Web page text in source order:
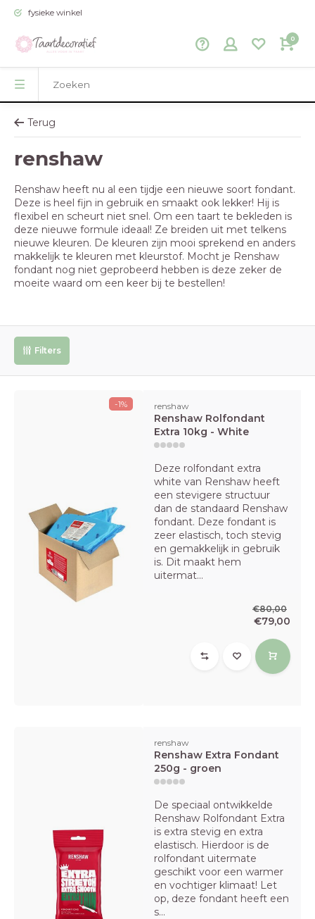
fysieke winkel
0
Terug
renshaw
Renshaw heeft nu al een tijdje een nieuwe soort fondant.
Deze is heel fijn in gebruik en smaakt ook lekker! Hij is
flexibel en scheurt niet snel. Om een taart te bekleden is
deze nieuwe formule ideaal! Ze breiden uit met telkens
nieuwe kleuren. De kleuren zijn mooi sprekend en anders
makkelijk te kleuren met kleurstof. Mocht je Renshaw
fondant nog niet geprobeerd hebben is deze zeker de
moeite waard om een keer bij te bestellen!
Filters
-1% renshaw
Renshaw Rolfondant
Extra 10kg - White
Deze rolfondant extra
white van Renshaw heeft
een stevigere structuur
dan de standaard Renshaw
fondant. Deze fondant is
zeer elastisch, toch stevig
en gemakkelijk in gebruik
is. Dit maakt hem
uitermat...
€80,00
€79,00
renshaw
Renshaw Extra Fondant
250g - groen
De speciaal ontwikkelde
Renshaw Rolfondant Extra
is extra stevig en extra
elastisch. Hierdoor is de
rolfondant uitermate
geschikt voor een warmer
en vochtiger klimaat! Let
op, deze fondant heeft een
s...